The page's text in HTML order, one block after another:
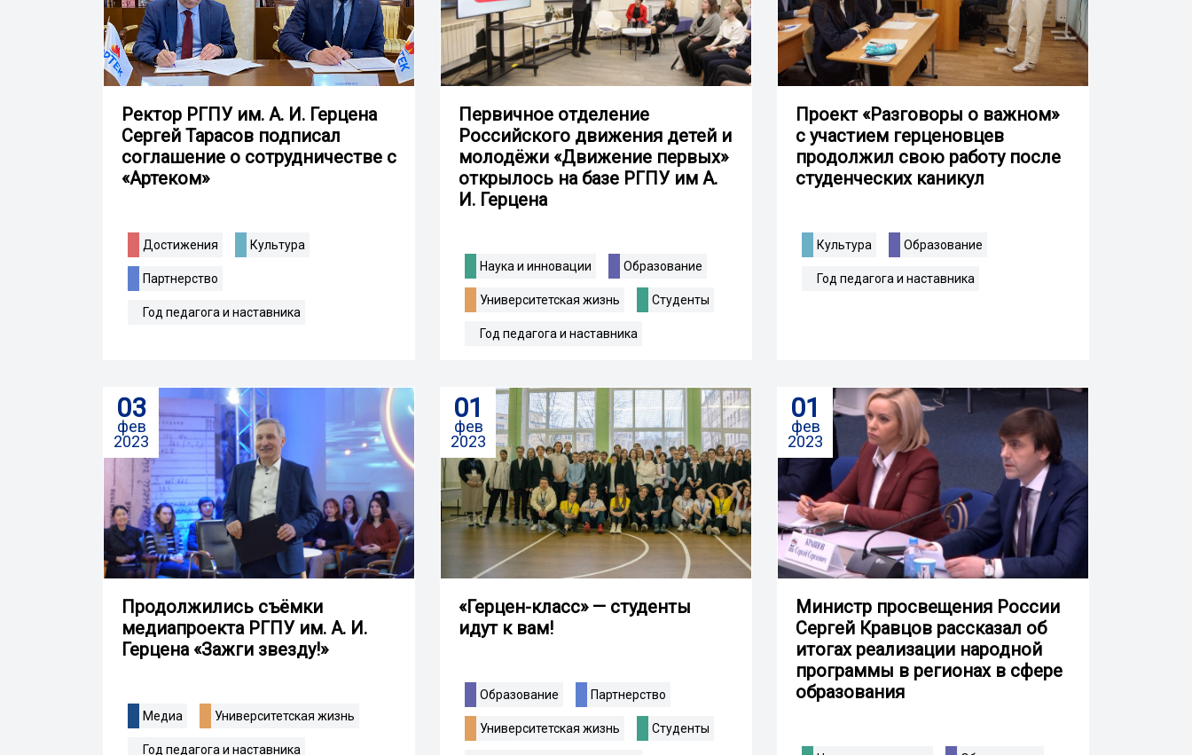
Ректор РГПУ им. А. И. Герцена
Сергей Тарасов подписал
соглашение о сотрудничестве с
«Артеком»
Достижения Культура
Партнерство
Год педагога и наставника
Первичное отделение
Российского движения детей и
молодёжи «Движение первых»
открылось на базе РГПУ им А.
И. Герцена
Наука и инновации Образование
Университетская жизнь Студенты
Год педагога и наставника
Проект «Разговоры о важном»
с участием герценовцев
продолжил свою работу после
студенческих каникул
Культура Образование
Год педагога и наставника
03
фев
2023
Продолжились съёмки
медиапроекта РГПУ им. А. И.
Герцена «Зажги звезду!»
Медиа Университетская жизнь
Год педагога и наставника
01
фев
2023
«Герцен-класс» — студенты
идут к вам!
Образование Партнерство
Университетская жизнь Студенты
01
фев
2023
Министр просвещения России
Сергей Кравцов рассказал об
итогах реализации народной
программы в регионах в сфере
образования